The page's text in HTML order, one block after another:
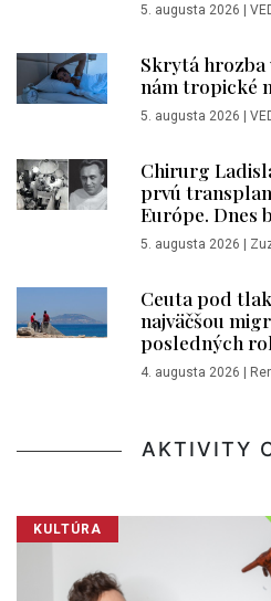
5. augusta 2026
Skrytá hrozba
nám tropické
5. augusta 2026
Chirurg
prvú
Európe. Dnes
5. augusta 2026
Ceuta pod
najväčšou
posledných
4. augusta 2026
AKTIVITY
KULTÚRA